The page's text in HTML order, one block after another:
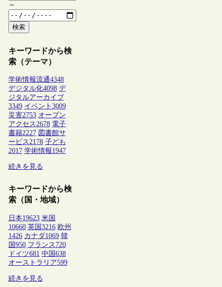
～
検索
キーワードから検
索（テーマ）
学術情報流通4348
デジタル化4098 デ
ジタルアーカイブ
3349 イベント 3009
災害2753 オープン
アクセス2678 電子
書籍2227 図書館サ
ービス2178 子ども
2017 学術情報1947
続きを見る
キーワードから検
索（国・地域）
日本19623 米国
10660 英国3216 欧州
1426 カナダ1069 韓
国950 フランス 720
ドイツ681 中国638
オーストラリア599
続きを見る